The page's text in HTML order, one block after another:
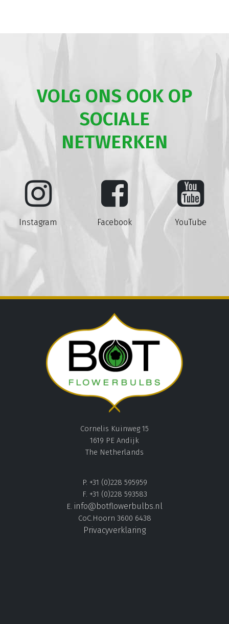
VOLG ONS OOK OP
SOCIALE
NETWERKEN
Instagram Facebook YouTube
Cornelis Kuinweg 15
1619 PE Andijk
The Netherlands
P. +31 (0)228 595959
F. +31 (0)228 593583
E. info@botflowerbulbs.nl
CoC.Hoorn 3600 6438
Privacyverklaring